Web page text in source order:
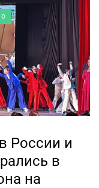
России и
в
на